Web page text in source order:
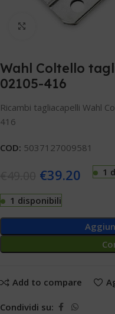
Clicca per ingrandire
Wahl Coltello
02105-416
Ricambi tagliacapelli Wahl
416
COD: 5037127009581
€39.20 1
1 disponibili
Add to compare
Condividi su: